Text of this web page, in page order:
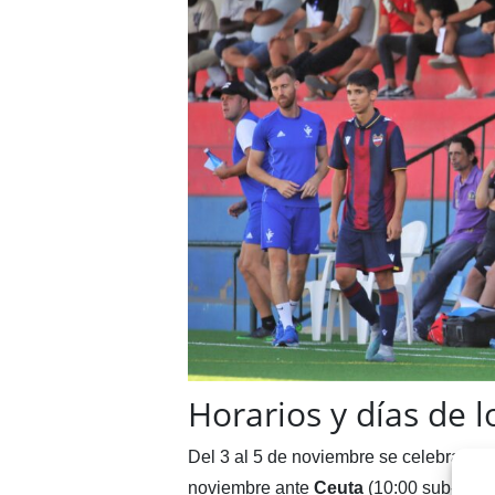
Horarios y días de
Del 3 al 5 de noviembre se celebrará
noviembre ante Ceuta(10:00 sub-14 y